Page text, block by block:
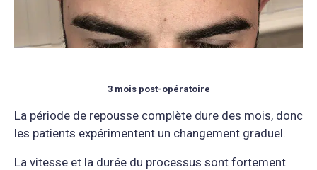
3 mois post-opératoire
La période de repousse complète dure des mois, donc
les patients expérimentent un changement graduel.
La vitesse et la durée du processus sont fortement